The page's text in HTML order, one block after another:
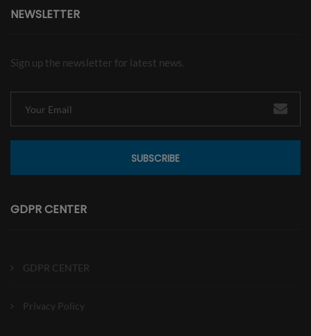
NEWSLETTER
Sign up the newsletter for latest news.
SUBSCRIBE
GDPR CENTER
GDPR CENTER
Privacy Policy